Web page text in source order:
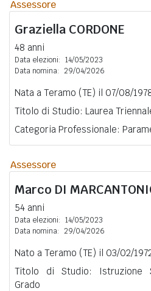
Assessore
Graziella CORDONE
48 anni
Data elezioni: 14/05/2023
Data nomina: 29/04/2026
Nata a Teramo (TE) il 07/08/
Titolo di Studio: Laurea
Categoria Professionale:
Assessore
Marco DI
54 anni
Data elezioni: 14/05/2023
Data nomina: 29/04/2026
Nato a Teramo (TE) il 03/02/
Titolo di Studio: Istruzione
Grado